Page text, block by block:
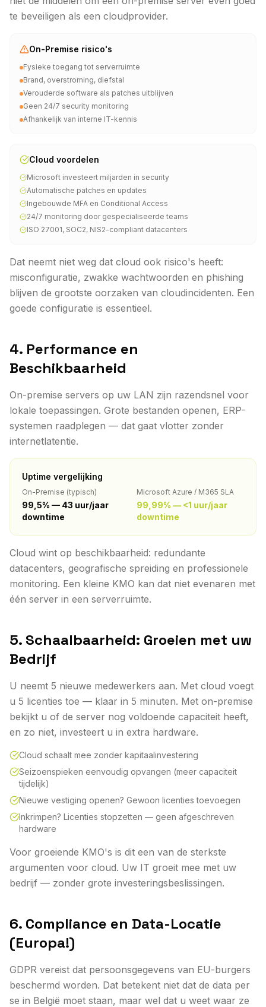
te beveiligen als een cloudprovider.
On-Premise risico's
Fysieke toegang tot serverruimte
Brand, overstroming, diefstal
Verouderde software als patches uitblijven
Geen 24/7 security monitoring
Afhankelijk van interne IT-kennis
Cloud voordelen
Microsoft investeert miljarden in security
Automatische patches en updates
Ingebouwde MFA en Conditional Access
24/7 monitoring door gespecialiseerde teams
ISO 27001, SOC2, NIS2-compliant datacenters
Dat neemt niet weg dat cloud ook risico's heeft:
misconfiguratie, zwakke wachtwoorden en phishing
blijven de grootste oorzaken van cloudincidenten. Een
goede configuratie is essentieel.
4. Performance en
Beschikbaarheid
On-premise servers op uw LAN zijn razendsnel voor
lokale toepassingen. Grote bestanden openen, ERP-
systemen raadplegen — dat gaat vlotter zonder
internetlatentie.
Uptime vergelijking
On-Premise (typisch)
99,5% — 43 uur/jaar
downtime
Microsoft Azure / M365 SLA
99,99% — <1 uur/jaar
downtime
Cloud wint op beschikbaarheid: redundante
datacenters, geografische spreiding en professionele
monitoring. Een kleine KMO kan dat niet evenaren met
één server in een serverruimte.
5. Schaalbaarheid: Groeien met uw
Bedrijf
U neemt 5 nieuwe medewerkers aan. Met cloud voegt
u 5 licenties toe — klaar in 5 minuten. Met on-premise
bekijkt u of de server nog voldoende capaciteit heeft,
en zo niet, investeert u in extra hardware.
Cloud schaalt mee zonder kapitaalinvestering
Seizoenspieken eenvoudig opvangen (meer capaciteit
tijdelijk)
Nieuwe vestiging openen? Gewoon licenties toevoegen
Inkrimpen? Licenties stopzetten — geen afgeschreven
hardware
Voor groeiende KMO's is dit een van de sterkste
argumenten voor cloud. Uw IT groeit mee met uw
bedrijf — zonder grote investeringsbeslissingen.
6. Compliance en Data-Locatie
(Europa!)
GDPR vereist dat persoonsgegevens van EU-burgers
beschermd worden. Dat betekent niet dat de data per
se in België moet staan, maar wel dat u weet waar ze